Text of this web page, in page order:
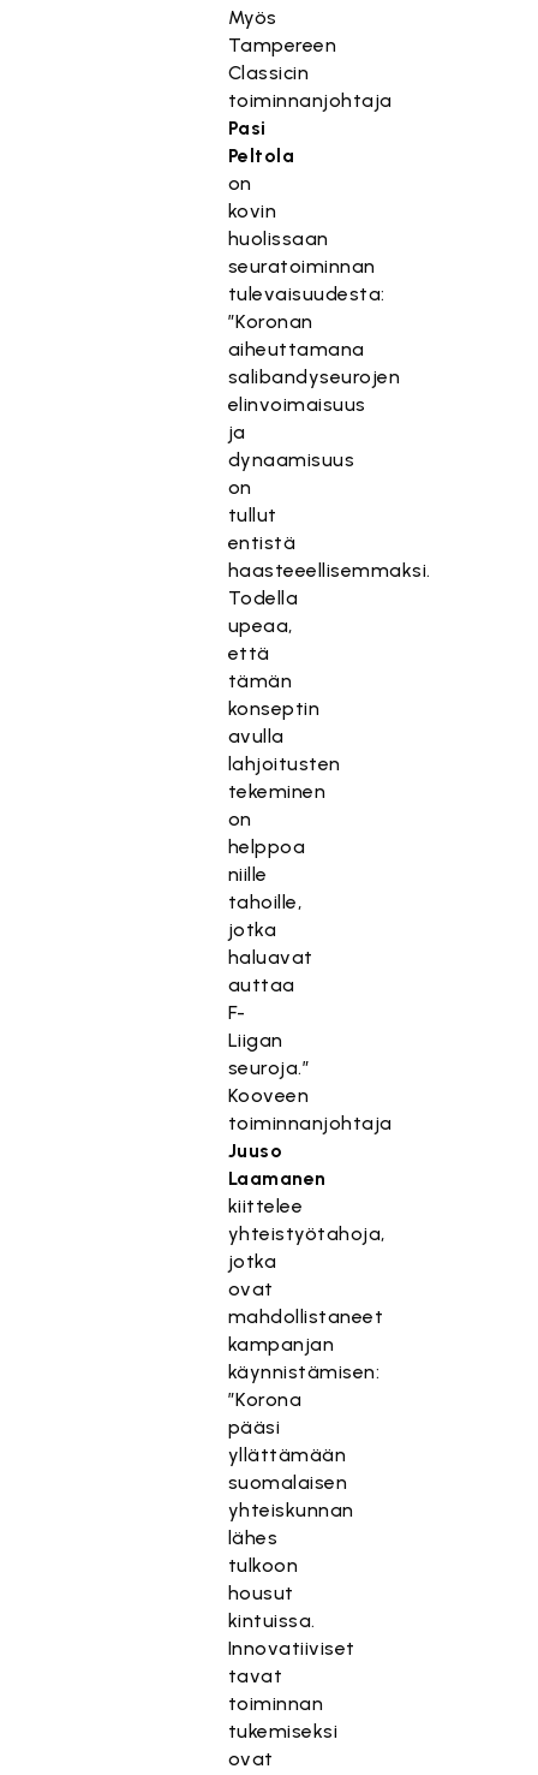
Myös
Tampereen
Classicin
toiminnanjohtaja
Pasi
Peltola
on
kovin
huolissaan
seuratoiminnan
tulevaisuudesta:
”Koronan
aiheuttamana
salibandyseurojen
elinvoimaisuus
ja
dynaamisuus
on
tullut
entistä
haasteeellisemmaksi.
Todella
upeaa,
että
tämän
konseptin
avulla
lahjoitusten
tekeminen
on
helppoa
niille
tahoille,
jotka
haluavat
auttaa
F-
Liigan
seuroja.”
Kooveen
toiminnanjohtaja
Juuso
Laamanen
kiittelee
yhteistyötahoja,
jotka
ovat
mahdollistaneet
kampanjan
käynnistämisen:
”Korona
pääsi
yllättämään
suomalaisen
yhteiskunnan
lähes
tulkoon
housut
kintuissa.
Innovatiiviset
tavat
toiminnan
tukemiseksi
ovat